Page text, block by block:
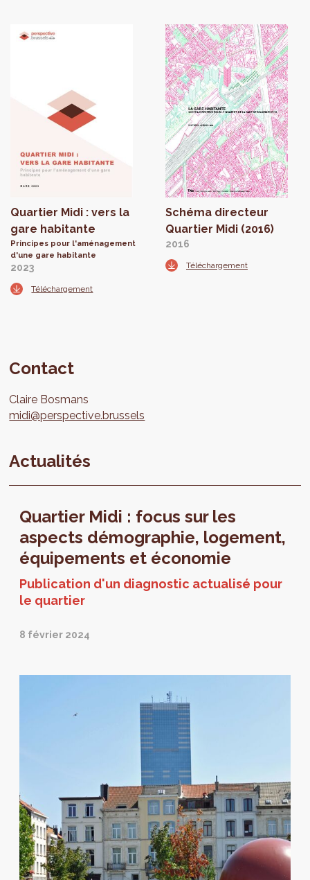
Quartier Midi : vers la
gare habitante
Principes pour l'aménagement
d'une gare habitante
2023
Téléchargement
Schéma directeur
Quartier Midi (2016)
2016
Téléchargement
Contact
Claire Bosmans
midi@perspective.brussels
Actualités
Quartier Midi : focus sur les
aspects démographie, logement,
équipements et économie
Publication d'un diagnostic actualisé pour
le quartier
8 février 2024